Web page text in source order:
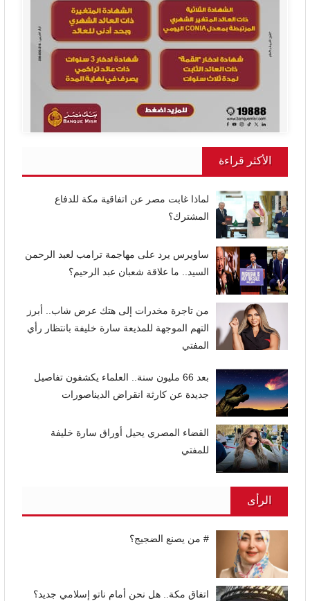
الأكثر قراءة
لماذا غابت مصر عن اتفاقية مكة للدفاع
المشترك؟
ساويرس يرد على مهاجمة ترامب لعبد الرحمن
السيد.. ما علاقة شعبان عبد الرحيم؟
من تاجرة مخدرات إلى هتك عرض شاب.. أبرز
التهم الموجهة للمذيعة سارة خليفة بانتظار رأي
المفتي
بعد 66 مليون سنة.. العلماء يكشفون تفاصيل
جديدة عن كارثة انقراض الديناصورات
القضاء المصري يحيل أوراق سارة خليفة
للمفتي
الرأى
# من يصنع الضجيج؟
اتفاق مكة.. هل نحن أمام ناتو إسلامي جديد؟